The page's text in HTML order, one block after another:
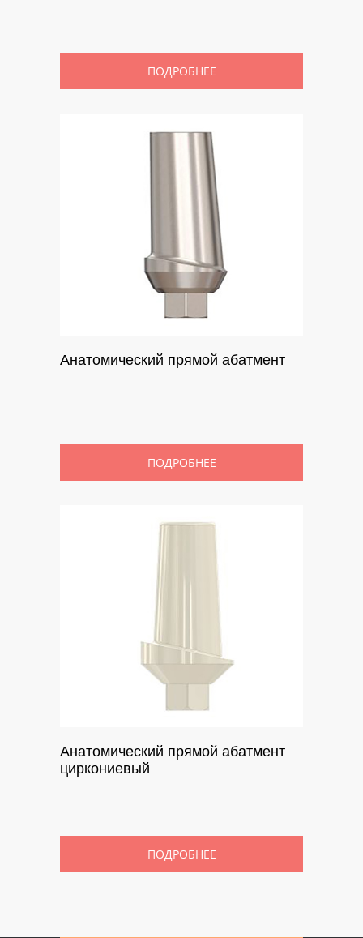
ПОДРОБНЕЕ
Анатомический прямой абатмент
ПОДРОБНЕЕ
Анатомический прямой абатмент
циркониевый
ПОДРОБНЕЕ